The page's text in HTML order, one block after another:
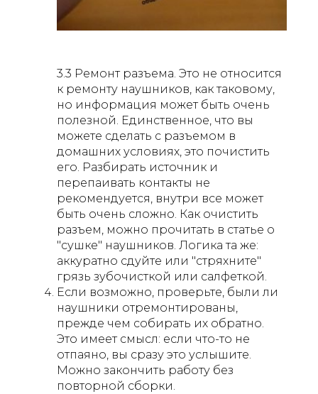
3.3 Ремонт разъема. Это не относится
к ремонту наушников, как таковому,
но информация может быть очень
полезной. Единственное, что вы
можете сделать с разъемом в
домашних условиях, это почистить
его. Разбирать источник и
перепаивать контакты не
рекомендуется, внутри все может
быть очень сложно. Как очистить
разъем, можно прочитать в статье о
"сушке" наушников. Логика та же:
аккуратно сдуйте или "стряхните"
грязь зубочисткой или салфеткой.
Если возможно, проверьте, были ли
наушники отремонтированы,
прежде чем собирать их обратно.
Это имеет смысл: если что-то не
отпаяно, вы сразу это услышите.
Можно закончить работу без
повторной сборки.